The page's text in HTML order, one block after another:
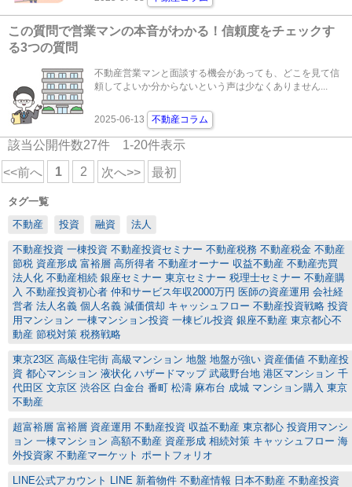
この質問で営業マンの本音がわかる！信頼度をチェックす
る3つの質問
不動産営業マンと面談する機会があっても、どこを見て信
頼してよいか分からないという声は少なくありません...
2025-06-13 不動産コラム
該当公開件数27件 1-20件表示
<<前へ 1 2 次へ>> 最初
タグ一覧
不動産
投資 融資 法人
不動産投資 一棟投資 不動産投資セミナー 不動産税務 不動産税金 不動産
節税 資産形成 富裕層 高所得者 不動産オーナー 収益不動産 不動産売買
法人化 不動産相続 銀座セミナー 東京セミナー 税理士セミナー 不動産購
入 不動産投資初心者 仲和サービス年収2000万円 医師の資産運用 会社経
営者 法人名義 個人名義 減価償却 キャッシュフロー 不動産投資戦略 投資
用マンション 一棟マンション投資 一棟ビル投資 銀座不動産 東京都心不
動産 節税対策 税務戦略
東京23区 高級住宅街 高級マンション 地盤 地盤が強い 資産価値 不動産投
資 都心マンション 液状化 ハザードマップ 武蔵野台地 港区マンション 千
代田区 文京区 渋谷区 白金台 番町 松濤 麻布台 成城 マンション購入 東京
不動産
超富裕層 富裕層 資産運用 不動産投資 収益不動産 東京都心 投資用マンシ
ョン 一棟マンション 高額不動産 資産形成 相続対策 キャッシュフロー 海
外投資家 不動産マーケット ポートフォリオ
LINE公式アカウント LINE 新着物件 不動産情報 日本不動産 不動産投資